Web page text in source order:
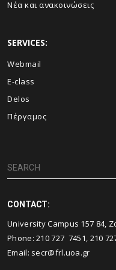
Νέα και ανακοινώσεις
SERVICES:
Webmail
E-class
Delos
Πέργαμος
CONTACT:
University Campus 157 84,
Phone: 210 727 7451, 210
Email: secr@frl.uoa.gr